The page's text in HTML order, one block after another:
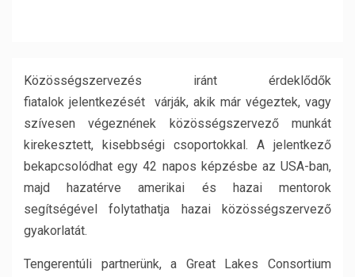
Közösségszervezés iránt érdeklődők
fiatalok jelentkezését várják, akik már végeztek, vagy
szívesen végeznének közösségszervező munkát
kirekesztett, kisebbségi csoportokkal. A jelentkező
bekapcsolódhat egy 42 napos képzésbe az USA-ban,
majd hazatérve amerikai és hazai mentorok
segítségével folytathatja hazai közösségszervező
gyakorlatát.
Tengerentúli partnerünk, a Great Lakes Consortium